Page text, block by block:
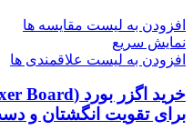
افزودن به لیست مقایسه ها
نمایش سریع
افزودن به لیست علاقمندی ها
برای تقویت انگشتان و